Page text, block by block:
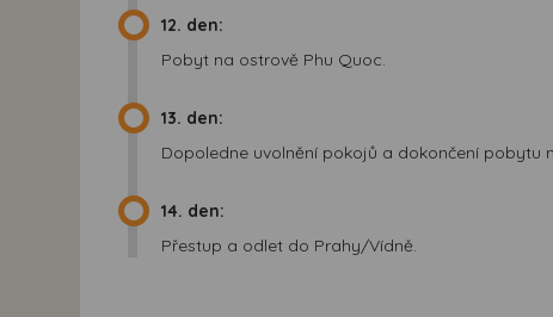
12. den:
Pobyt na ostrově Phu Quoc.
13. den:
Dopoledne uvolnění pokojů a dokončení pobytu
14. den:
Přestup a odlet do Prahy/Vídně.